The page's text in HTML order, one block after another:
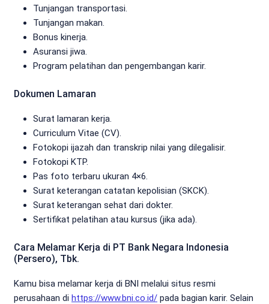
Tunjangan transportasi.
Tunjangan makan.
Bonus kinerja.
Asuransi jiwa.
Program pelatihan dan pengembangan karir.
Dokumen Lamaran
Surat lamaran kerja.
Curriculum Vitae (CV).
Fotokopi ijazah dan transkrip nilai yang dilegalisir.
Fotokopi KTP.
Pas foto terbaru ukuran 4×6.
Surat keterangan catatan kepolisian (SKCK).
Surat keterangan sehat dari dokter.
Sertifikat pelatihan atau kursus (jika ada).
Cara Melamar Kerja di PT Bank Negara Indonesia
(Persero), Tbk.
Kamu bisa melamar kerja di BNI melalui situs resmi
perusahaan di https://www.bni.co.id/ pada bagian karir. Selain